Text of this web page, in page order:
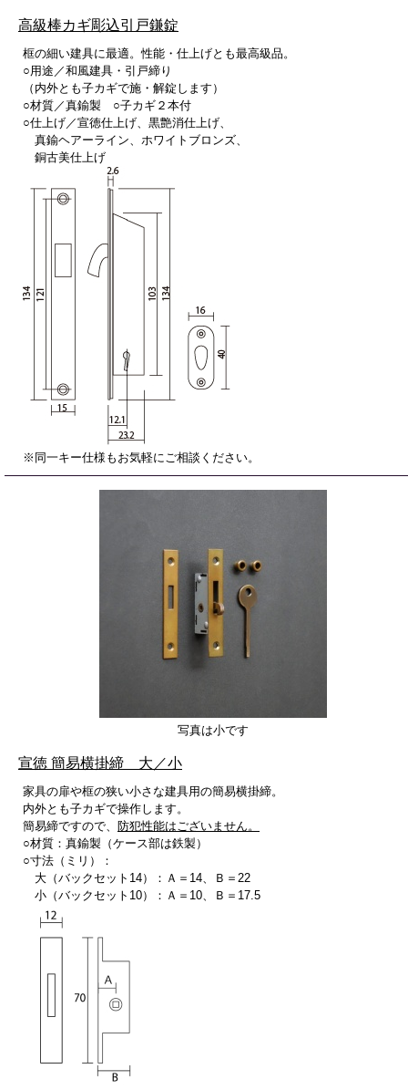
高級棒カギ彫込引戸鎌錠
框の細い建具に最適。性能・仕上げとも最高級品。
○用途／和風建具・引戸締り
（内外とも子カギで施・解錠します）
○材質／真鍮製 ○子カギ２本付
○仕上げ／宣徳仕上げ、黒艶消仕上げ、
真鍮ヘアーライン、ホワイトブロンズ、
銅古美仕上げ
※同一キー仕様もお気軽にご相談ください。
写真は小です
宣徳 簡易横掛締 大／小
家具の扉や框の狭い小さな建具用の簡易横掛締。
内外とも子カギで操作します。
簡易締ですので、 防犯性能はございません。
○材質：真鍮製（ケース部は鉄製）
○寸法（ミリ）：
大（バックセット14）：Ａ＝14、Ｂ＝22
小（バックセット10）：Ａ＝10、Ｂ＝17.5